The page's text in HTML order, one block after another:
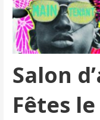
Salon
Fêtes